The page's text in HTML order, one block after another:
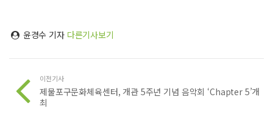
윤경수 기자 다른기사보기
이전기사
제물포구문화체육센터, 개관 5주년 기념 음악회 ‘Chapter 5’개
최